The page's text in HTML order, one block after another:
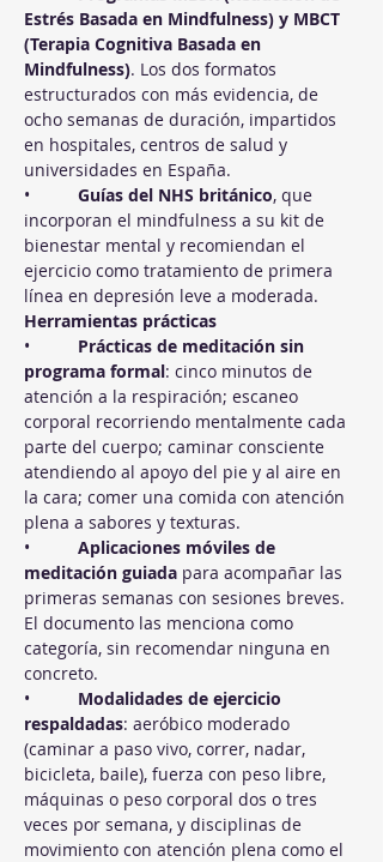
Estrés Basada en Mindfulness) y MBCT
(Terapia Cognitiva Basada en
Mindfulness). Los dos formatos
estructurados con más evidencia, de
ocho semanas de duración, impartidos
en hospitales, centros de salud y
universidades en España.
• Guías del NHS británico, que
incorporan el mindfulness a su kit de
bienestar mental y recomiendan el
ejercicio como tratamiento de primera
línea en depresión leve a moderada.
Herramientas prácticas
• Prácticas de meditación sin
programa formal: cinco minutos de
atención a la respiración; escaneo
corporal recorriendo mentalmente cada
parte del cuerpo; caminar consciente
atendiendo al apoyo del pie y al aire en
la cara; comer una comida con atención
plena a sabores y texturas.
• Aplicaciones móviles de
meditación guiada para acompañar las
primeras semanas con sesiones breves.
El documento las menciona como
categoría, sin recomendar ninguna en
concreto.
• Modalidades de ejercicio
respaldadas: aeróbico moderado
(caminar a paso vivo, correr, nadar,
bicicleta, baile), fuerza con peso libre,
máquinas o peso corporal dos o tres
veces por semana, y disciplinas de
movimiento con atención plena como el